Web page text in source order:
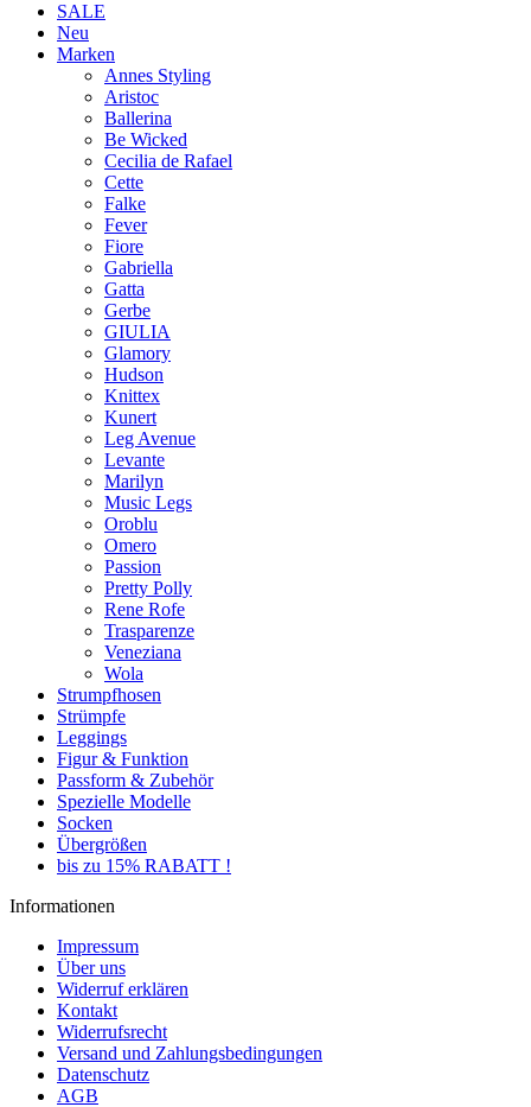
SALE
Neu
Marken
Annes Styling
Aristoc
Ballerina
Be Wicked
Cecilia de Rafael
Cette
Falke
Fever
Fiore
Gabriella
Gatta
Gerbe
GIULIA
Glamory
Hudson
Knittex
Kunert
Leg Avenue
Levante
Marilyn
Music Legs
Oroblu
Omero
Passion
Pretty Polly
Rene Rofe
Trasparenze
Veneziana
Wola
Strumpfhosen
Strümpfe
Leggings
Figur & Funktion
Passform & Zubehör
Spezielle Modelle
Socken
Übergrößen
bis zu 15% RABATT !
Informationen
Impressum
Über uns
Widerruf erklären
Kontakt
Widerrufsrecht
Versand und Zahlungsbedingungen
Datenschutz
AGB